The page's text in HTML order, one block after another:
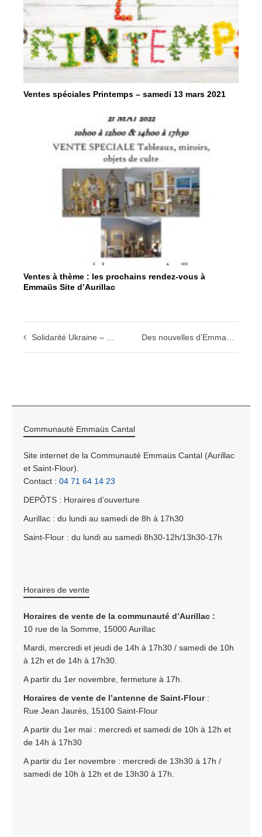
Ventes spéciales Printemps – samedi 13 mars 2021
Ventes à thème : les prochains rendez-vous à
Emmaüs Site d’Aurillac
Solidarité Ukraine – mars 2022
Communauté Emmaüs Cantal
Site internet de la Communauté Emmaüs Cantal (Aurillac
et Saint-Flour).
Contact : 04 71 64 14 23
DEPÔTS : Horaires d’ouverture
Aurillac : du lundi au samedi de 8h à 17h30
Saint-Flour : du lundi au samedi 8h30-12h/13h30-17h
Horaires de vente
Horaires de vente de la communauté d’Aurillac :
10 rue de la Somme, 15000 Aurillac
Mardi, mercredi et jeudi de 14h à 17h30 / samedi de 10h
à 12h et de 14h à 17h30.
A partir du 1er novembre, fermeture à 17h.
Horaires de vente de l’antenne de Saint-Flour:
Rue Jean Jaurès, 15100 Saint-Flour
A partir du 1er mai : mercredi et samedi de 10h à 12h et
de 14h à 17h30
A partir du 1er novembre : mercredi de 13h30 à 17h /
samedi de 10h à 12h et de 13h30 à 17h.